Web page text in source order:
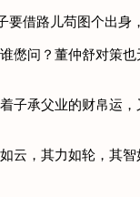
借路儿苟图个出身
问？董仲舒对策
承父业的财帛运
，其力如轮，其